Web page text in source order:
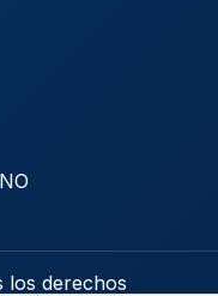
los derechos